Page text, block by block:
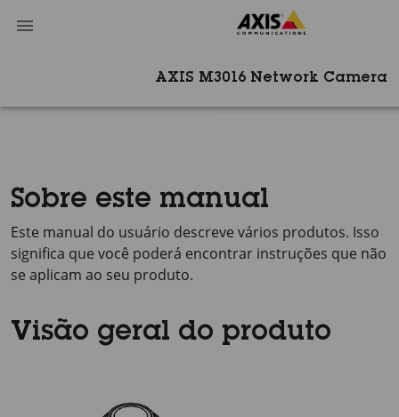
AXIS M3016 Network Camera
Sobre este manual
Este manual do usuário descreve vários produtos. Isso
significa que você poderá encontrar instruções que não
se aplicam ao seu produto.
Visão geral do produto